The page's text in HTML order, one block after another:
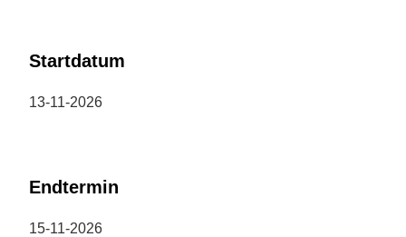
Startdatum
13-11-2026
Endtermin
15-11-2026